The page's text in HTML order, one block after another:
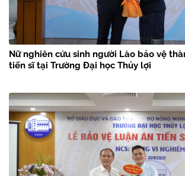
Nữ nghiên cứu sinh người Lào bảo vệ
tiến sĩ tại Trường Đại học Thủy lợi